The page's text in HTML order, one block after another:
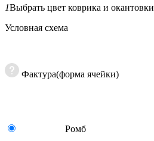
1Выбрать цвет коврика и окантовки
Условная схема
Фактура(форма ячейки)
Ромб